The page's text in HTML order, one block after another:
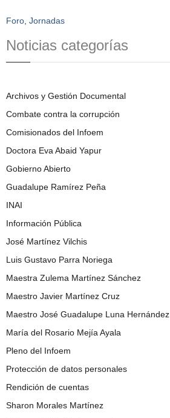
Foro Jornadas
Noticias categorías
Archivos y Gestión Documental
Combate contra la corrupción
Comisionados del Infoem
Doctora Eva Abaid Yapur
Gobierno Abierto
Guadalupe Ramírez Peña
INAI
Información Pública
José Martínez Vilchis
Luis Gustavo Parra Noriega
Maestra Zulema Martínez Sánchez
Maestro Javier Martínez Cruz
Maestro José Guadalupe Luna Hernández
María del Rosario Mejía Ayala
Pleno del Infoem
Protección de datos personales
Rendición de cuentas
Sharon Morales Martínez